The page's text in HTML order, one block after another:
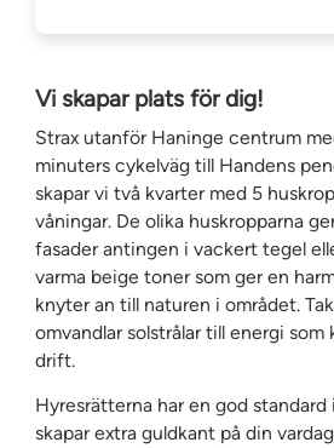
Vi skapar plats för dig!
Strax utanför Haninge centrum
minuters cykelväg till Handens
skapar vi två kvarter med 5
våningar. De olika huskropparna
fasader antingen i vackert tegel
varma beige toner som ger en
knyter an till naturen i området.
omvandlar solstrålar till energi
drift.
Hyresrätterna har en god standard
skapar extra guldkant på din